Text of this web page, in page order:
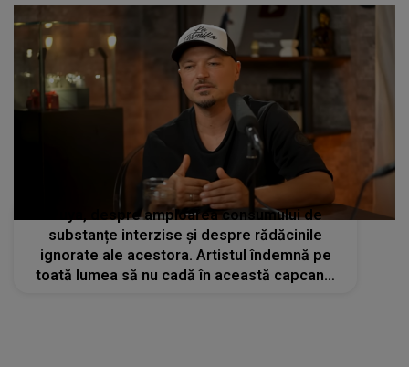
Puya, despre amploarea consumului de
substanțe interzise și despre rădăcinile
ignorate ale acestora. Artistul îndemnă pe
toată lumea să nu cadă în această capcană.